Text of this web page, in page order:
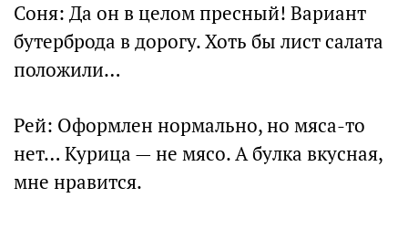
Соня: Да он в целом пресный! Вариант
бутерброда в дорогу. Хоть бы лист салата
положили…
Рей: Оформлен нормально, но мяса-то
нет… Курица — не мясо. А булка вкусная,
мне нравится.